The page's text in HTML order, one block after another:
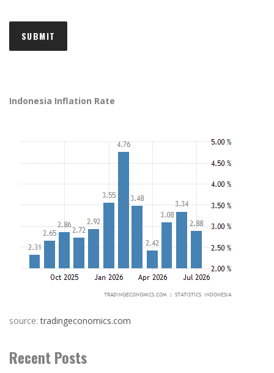
Indonesia Inflation Rate
source:tradingeconomics.com
Recent Posts